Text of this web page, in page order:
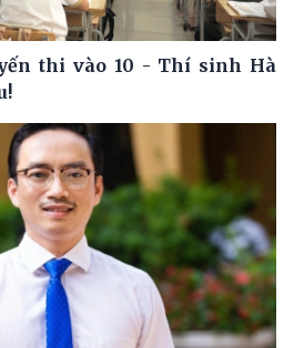
thi vào 10 - Thí sinh Hà